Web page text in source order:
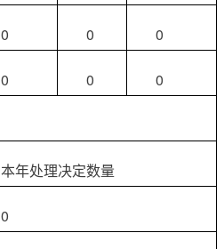
0 0 0
0 0 0
本年处理决定数量
0